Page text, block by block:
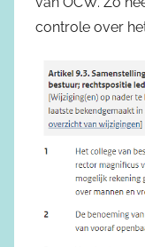
controle over